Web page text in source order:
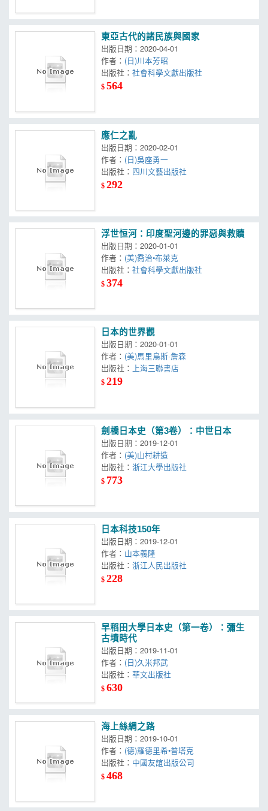
東亞古代的諸民族與國家
出版日期：2020-04-01
作者： (日)川本芳昭
出版社：社會科學文獻出版社
$564
應仁之亂
出版日期：2020-02-01
作者： (日)吳座勇一
出版社： 四川文藝出版社
$292
浮世恒河：印度聖河邊的罪惡與救贖
出版日期：2020-01-01
作者： (美)喬治•布萊克
出版社：社會科學文獻出版社
$374
日本的世界觀
出版日期：2020-01-01
作者： (美)馬里烏斯·詹森
出版社： 上海三聯書店
$219
劍橋日本史（第3卷）：中世日本
出版日期：2019-12-01
作者： (美)山村耕造
出版社：浙江大學出版社
$ 773
日本科技150年
出版日期：2019-12-01
作者： 山本義隆
出版社：浙江人民出版社
$228
早稻田大學日本史（第一卷）：彌生
古墳時代
出版日期：2019-11-01
作者： (日)久米邦武
出版社：華文出版社
$630
海上絲綢之路
出版日期：2019-10-01
作者： (德)羅德里希•普塔克
出版社： 中國友誼出版公司
$468